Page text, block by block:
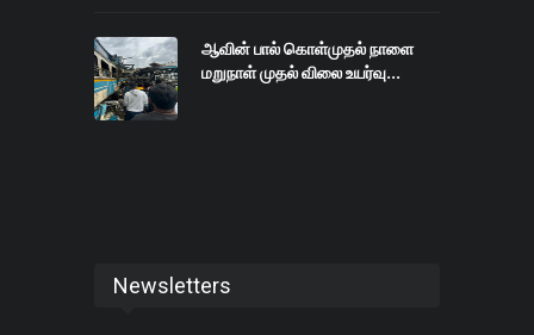
ஆவின் பால் கொள்முதல் நாளை
மறுநாள் முதல் விலை உயர்வு...
Newsletters